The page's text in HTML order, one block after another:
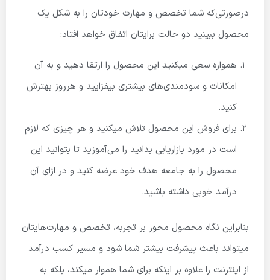
درصورتی‌که شما تخصص و مهارت خودتان را به شکل یک
محصول ببینید دو حالت برایتان اتفاق خواهد افتاد:
همواره سعی میکنید این محصول را ارتقا دهید و به آن
امکانات و سودمندی‌های بیشتری بیفزایید و هرروز بهترش
کنید.
برای فروش این محصول تلاش میکنید و هر چیزی که لازم
است در مورد بازاریابی بدانید را می‌آموزید تا بتوانید این
محصول را به جامعه هدف خود عرضه کنید و در ازای آن
درآمد خوبی داشته باشید.
بنابراین نگاه محصول محور بر تجربه، تخصص و مهارت‌هایتان
میتواند باعث پیشرفت بیشتر شما شود و مسیر کسب درآمد
از اینترنت را علاوه بر اینکه برای شما هموار میکند، بلکه به